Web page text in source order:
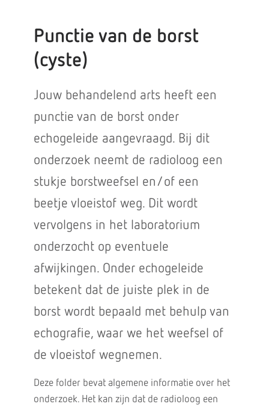
Punctie van de borst
(cyste)
Jouw behandelend arts heeft een
punctie van de borst onder
echogeleide aangevraagd. Bij dit
onderzoek neemt de radioloog een
stukje borstweefsel en/of een
beetje vloeistof weg. Dit wordt
vervolgens in het laboratorium
onderzocht op eventuele
afwijkingen. Onder echogeleide
betekent dat de juiste plek in de
borst wordt bepaald met behulp van
echografie, waar we het weefsel of
de vloeistof wegnemen.
Deze folder bevat algemene informatie over het
onderzoek. Het kan zijn dat de radioloog een